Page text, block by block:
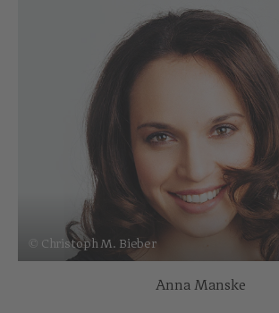
© Christoph M. Bieber
Anna Manske